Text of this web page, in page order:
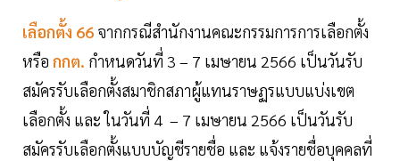
เลือกตั้ง 66 จากกรณีสำนักงานคณะกรรมการการเลือกตั้ง
หรือ กกต. กำหนดวันที่ 3 – 7 เมษายน 2566 เป็นวันรับ
สมัครรับเลือกตั้งสมาชิกสภาผู้แทนราษฏรแบบแบ่งเขต
เลือกตั้ง และ ในวันที่ 4 – 7 เมษายน 2566 เป็นวันรับ
สมัครรับเลือกตั้งแบบบัญชีรายชื่อ และ แจ้งรายชื่อบุคคลที่